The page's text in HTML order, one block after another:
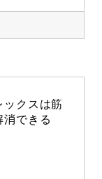
ックスは筋
消できる